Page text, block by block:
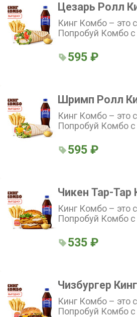
Цезарь Ролл
Кинг Комбо – это
Попробуй Комбо
соусом на выбор
595 ₽
Шримп Ролл
Кинг Комбо – это
Попробуй Комбо
соусом на выбор
595 ₽
Чикен Тар-Тар
Кинг Комбо – это
Попробуй Комбо с
соусом на выбор
535 ₽
Чизбургер
Кинг Комбо – это
Попробуй Комбо с